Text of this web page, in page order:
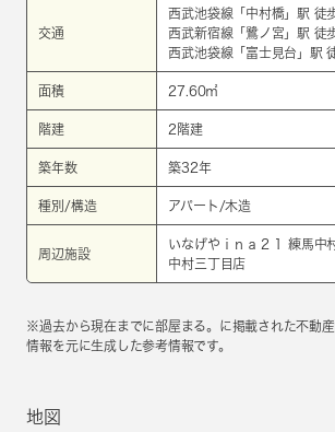
交通
西武池袋線 「 中村橋」駅 徒
西武新宿線 「鷺ノ宮 」駅 徒
西武池袋線 「 富士見台 」駅
面積 27.60㎡
階建 2階建
築年数 築32年
種別/構造 アパート/木造
周辺施設
いなげやｉｎａ２１ 練馬中
中村三丁目店
※過去から現在までに部屋まる。に掲載された不動
情報を元に生成した参考情報です。
地図